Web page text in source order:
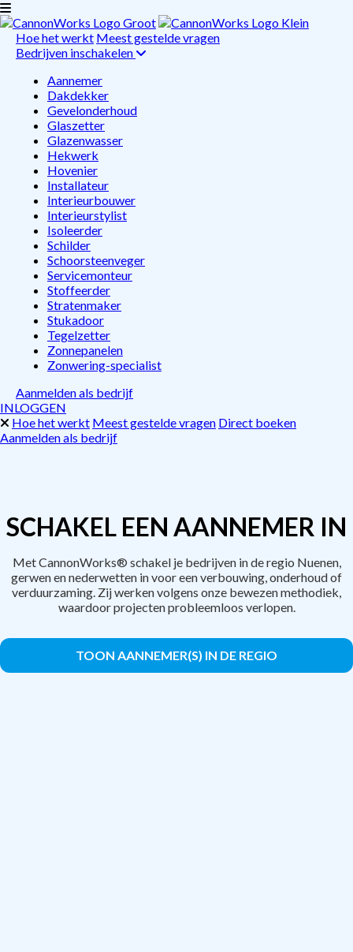
Hoe het werkt Meest gestelde vragen
Bedrijven inschakelen
Aannemer
Dakdekker
Gevelonderhoud
Glaszetter
Glazenwasser
Hekwerk
Hovenier
Installateur
Interieurbouwer
Interieurstylist
Isoleerder
Schilder
Schoorsteenveger
Servicemonteur
Stoffeerder
Stratenmaker
Stukadoor
Tegelzetter
Zonnepanelen
Zonwering-specialist
Aanmelden als bedrijf
INLOGGEN
Hoe het werkt Meest gestelde vragen Direct boeken
Aanmelden als bedrijf
SCHAKEL EEN AANNEMER IN
Met CannonWorks® schakel je bedrijven in de regio Nuenen,
gerwen en nederwetten in voor een verbouwing, onderhoud of
verduurzaming. Zij werken volgens onze bewezen methodiek,
waardoor projecten probleemloos verlopen.
TOON AANNEMER(S) IN DE REGIO